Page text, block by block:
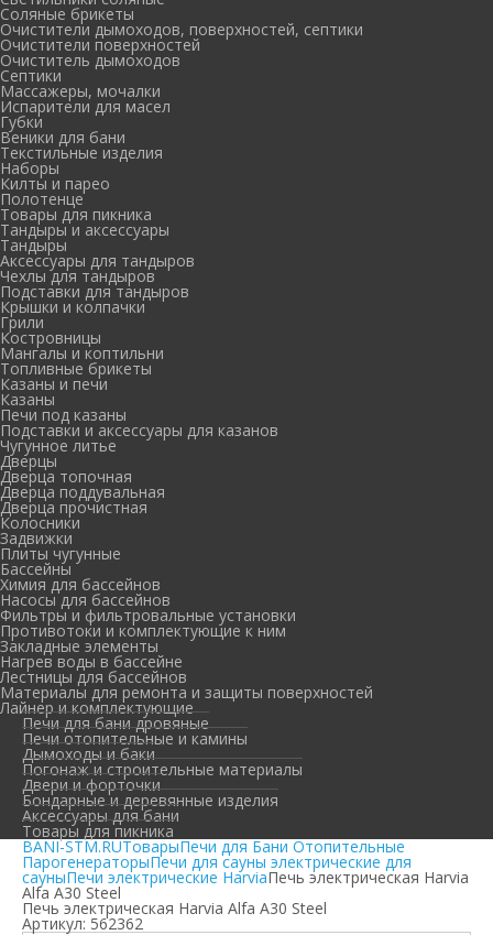
Соляные брикеты
Очистители дымоходов, поверхностей, септики
Очистители поверхностей
Очиститель дымоходов
Септики
Массажеры, мочалки
Испарители для масел
Губки
Веники для бани
Текстильные изделия
Наборы
Килты и парео
Полотенце
Товары для пикника
Тандыры и аксессуары
Тандыры
Аксессуары для тандыров
Чехлы для тандыров
Подставки для тандыров
Крышки и колпачки
Грили
Костровницы
Мангалы и коптильни
Топливные брикеты
Казаны и печи
Казаны
Печи под казаны
Подставки и аксессуары для казанов
Чугунное литье
Дверцы
Дверца топочная
Дверца поддувальная
Дверца прочистная
Колосники
Задвижки
Плиты чугунные
Бассейны
Химия для бассейнов
Насосы для бассейнов
Фильтры и фильтровальные установки
Противотоки и комплектующие к ним
Закладные элементы
Нагрев воды в бассейне
Лестницы для бассейнов
Материалы для ремонта и защиты поверхностей
Лайнер и комплектующие
Печи для бани дровяные
Печи отопительные и камины
Дымоходы и баки
Погонаж и строительные материалы
Двери и форточки
Бондарные и деревянные изделия
Аксессуары для бани
Товары для пикника
BANI-STM.RUТоварыПечи для Бани Отопительные
ПарогенераторыПечи для сауны электрические для
сауныПечи электрические HarviaПечь электрическая Harvia
Alfa A30 Steel
Печь электрическая Harvia Alfa A30 Steel
Артикул: 562362